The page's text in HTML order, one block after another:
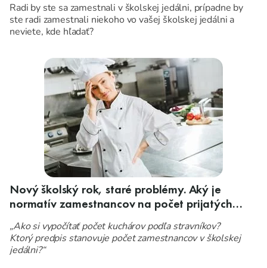
Radi by ste sa zamestnali v školskej jedálni, prípadne by
ste radi zamestnali niekoho vo vašej školskej jedálni a
neviete, kde hľadať?
Nový školský rok, staré problémy. Aký je
normatív zamestnancov na počet prijatých
stravníkov?
„Ako si vypočítať počet kuchárov podľa stravníkov?
Ktorý predpis stanovuje počet zamestnancov v školskej
jedálni?“